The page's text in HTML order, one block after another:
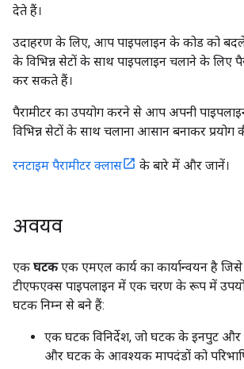
देते हैं।
उदाहरण के लिए, आप पाइपलाइन के कोड को बदले
के विभिन्न सेटों के साथ पाइपलाइन चलाने के लिए
कर सकते हैं।
पैरामीटर का उपयोग करने से आप अपनी
विभिन्न सेटों के साथ चलाना आसान बनाकर प्रयोग
रनटाइम पैरामीटर क्लास के बारे में और जानें।
अवयव
एक घटकएक एमएल कार्य का कार्यान्वयन है
टीएफएक्स पाइपलाइन में एक चरण के रूप में
घटक निम्न से बने हैं:
एक घटक विनिर्देश, जो घटक के इनपुट
और घटक के आवश्यक मापदंडों को